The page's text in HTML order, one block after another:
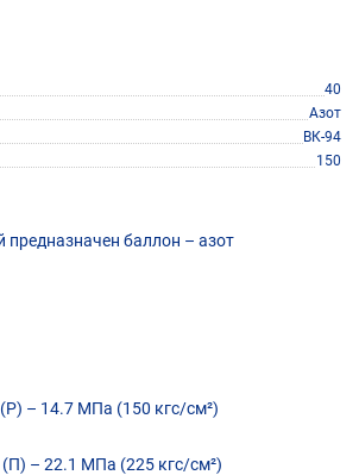
40
Азот
ВК-94
150
предназначен баллон – азот
– 14.7 МПа (150 кгс/см²)
– 22.1 МПа (225 кгс/см²)